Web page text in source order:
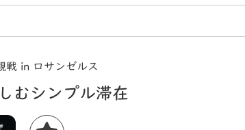
戦 in ロサンゼルス
むシンプル滞在